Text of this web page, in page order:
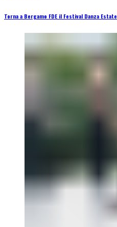
Torna a Bergamo FDE il Festival Danza Estate